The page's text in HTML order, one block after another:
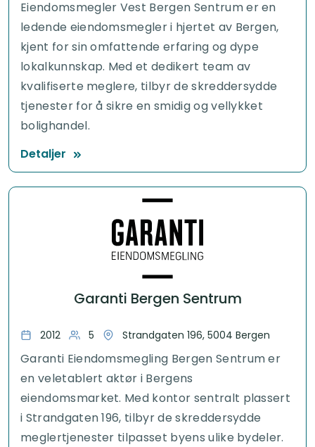
Eiendomsmegler Vest Bergen Sentrum er en
ledende eiendomsmegler i hjertet av Bergen,
kjent for sin omfattende erfaring og dype
lokalkunnskap. Med et dedikert team av
kvalifiserte meglere, tilbyr de skreddersydde
tjenester for å sikre en smidig og vellykket
bolighandel.
Detaljer
Garanti Bergen Sentrum
Garanti Eiendomsmegling Bergen Sentrum er
en veletablert aktør i Bergens
eiendomsmarket. Med kontor sentralt plassert
i Strandgaten 196, tilbyr de skreddersydde
meglertjenester tilpasset byens ulike bydeler.
2012 5 Strandgaten 196, 5004 Bergen